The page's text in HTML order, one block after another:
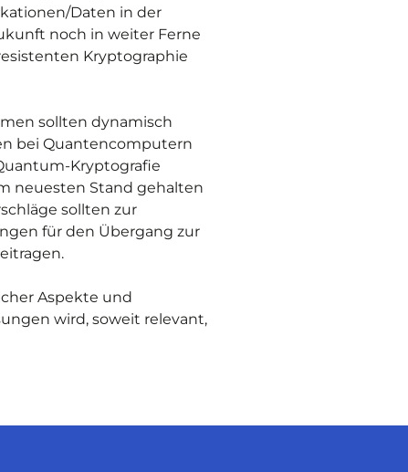
Daten in der
noch in weiter Ferne
Kryptographie
sollten dynamisch
bei Quantencomputern
Kryptografie
neuesten Stand gehalten
sollten zur
für den Übergang zur
Aspekte und
wird, soweit relevant,